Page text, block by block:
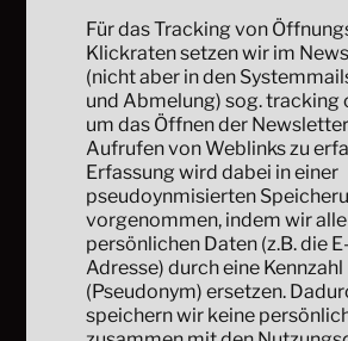
Für das Tracking von
Klickraten setzen wir im
(nicht aber in den
und Abmelung) sog. tracking
um das Öffnen der
Aufrufen von Weblinks zu
Erfassung wird dabei in einer
pseudoynmisierten
vorgenommen, indem wir alle
persönlichen Daten (z.B. die
Adresse) durch eine Kennzahl
(Pseudonym) ersetzen.
speichern wir keine